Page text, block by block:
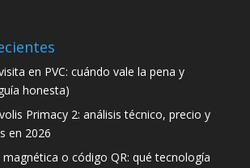
en PVC: cuándo vale la pena y
honesta)
Primacy 2: análisis técnico, precio y
en 2026
magnética o código QR: qué tecnología